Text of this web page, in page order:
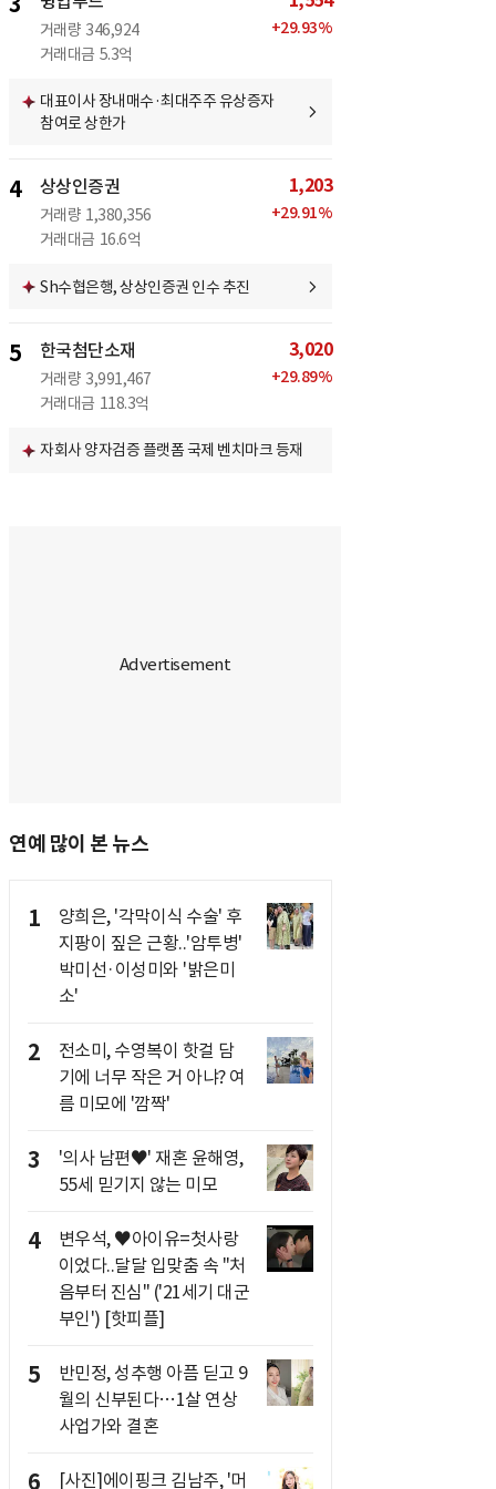
거래량 346,924
거래대금 5.3억
+29.93%
대표이사 장내매수·최대주주 유상증자
참여로 상한가
4 상상인증권
거래량 1,380,356
거래대금 16.6억
1,203
+29.91%
Sh수협은행, 상상인증권 인수 추진
5 한국첨단소재
거래량 3,991,467
거래대금 118.3억
3,020
+29.89%
자회사 양자검증 플랫폼 국제 벤치마크 등재
연예 많이 본 뉴스
1
양희은, '각막이식 수술' 후
지팡이 짚은 근황..'암투병'
박미선·이성미와 '밝은미
소'
2
전소미, 수영복이 핫걸 담
기에 너무 작은 거 아냐? 여
름 미모에 '깜짝'
3
'의사 남편♥' 재혼 윤해영,
55세 믿기지 않는 미모
4
변우석, ♥아이유=첫사랑
이었다..달달 입맞춤 속 "처
음부터 진심" ('21세기 대군
부인') [핫피플]
5
반민정, 성추행 아픔 딛고 9
월의 신부된다…1살 연상
사업가와 결혼
6 [사진]에이핑크 김남주, '머